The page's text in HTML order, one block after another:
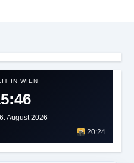
IN WIEN
August 2026
20:24